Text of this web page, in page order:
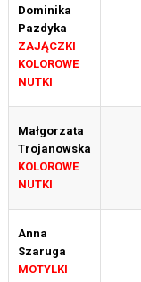
Dominika
Pazdyka
ZAJĄCZKI
KOLOROWE
NUTKI
Małgorzata
Trojanowska
KOLOROWE
NUTKI
Anna
Szaruga
MOTYLKI